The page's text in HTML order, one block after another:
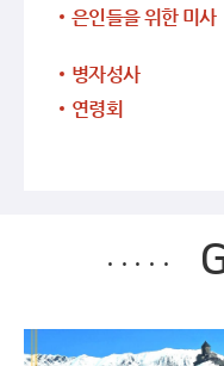
은인들을 위한 미사
병자성사
연령회